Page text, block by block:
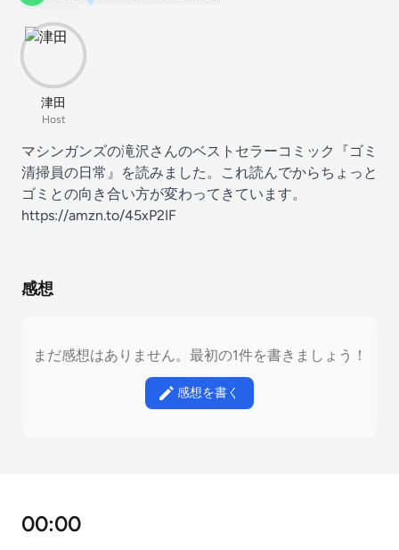
津田
Host
マシンガンズの滝沢さんのベストセラーコミック『ゴミ
清掃員の日常』を読みました。これ読んでからちょっと
ゴミとの向き合い方が変わってきています。
https://amzn.to/45xP2IF
感想
まだ感想はありません。最初の1件を書きましょう！
感想を書く
00:00